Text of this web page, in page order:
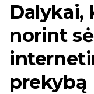
Dalykai,
norint
prekybą